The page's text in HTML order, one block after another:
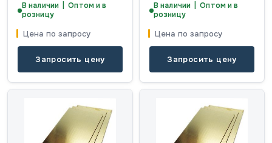
В наличии | Оптом и в
розницу
Цена по запросу
Запросить цену
В наличии | Оптом и в
розницу
Цена по запросу
Запросить цену